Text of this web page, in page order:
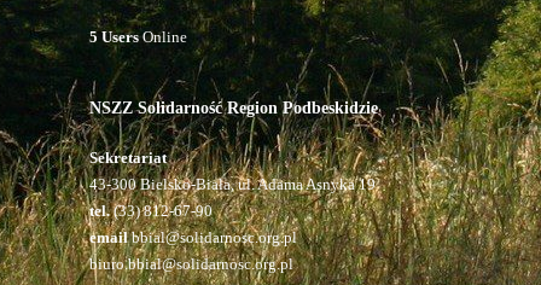
5 UsersOnline
NSZZ Solidarność Region Podbeskidzie
Sekretariat
43-300 Bielsko-Biała, ul. Adama Asnyka 19
tel.(33) 812-67-90
emailbbial@solidarnosc.org.pl
biuro.bbial@solidarnosc.org.pl